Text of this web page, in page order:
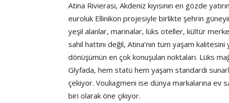
Atina Rivierası, Akdeniz kıyısının en gözde
euroluk Ellinikon projesiyle birlikte şehrin
yeşil alanlar, marinalar, lüks oteller, kültür
sahil hattını değil, Atina’nın tüm yaşam
dönüşümün en çok konuşulan noktaları. Lüks
Glyfada, hem statü hem yaşam standardı
çekiyor. Vouliagmeni ise dünya markalarına ev
biri olarak öne çıkıyor.